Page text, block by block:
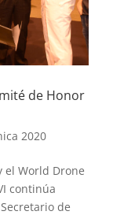
de Honor
2020
el World Drone
continúa
de